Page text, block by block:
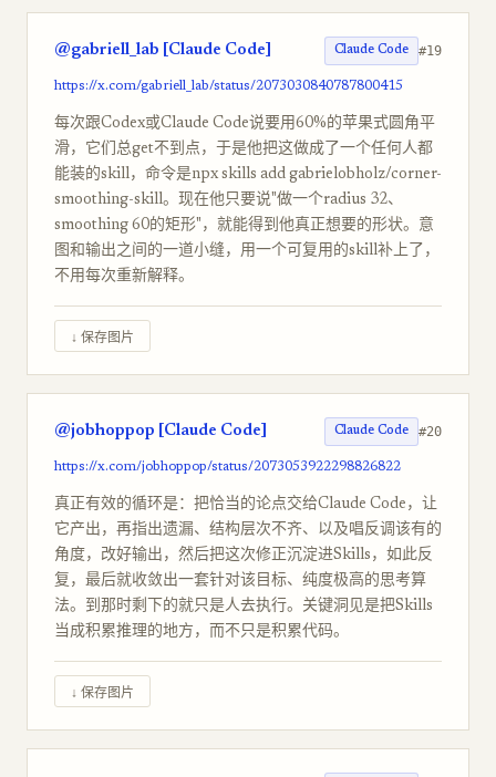
@gabriell_lab [Claude Code] Claude Code #19
https://x.com/gabriell_lab/status/2073030840787800415
每次跟Codex或Claude Code说要用60%的苹果式圆角平
滑，它们总get不到点，于是他把这做成了一个任何人都
能装的skill，命令是npx skills add gabrielobholz/corner-
smoothing-skill。现在他只要说"做一个radius 32、
smoothing 60的矩形"，就能得到他真正想要的形状。意
图和输出之间的一道小缝，用一个可复用的skill补上了，
不用每次重新解释。
↓ 保存图片
@jobhoppop [Claude Code] Claude Code #20
https://x.com/jobhoppop/status/2073053922298826822
真正有效的循环是：把恰当的论点交给Claude Code，让
它产出，再指出遗漏、结构层次不齐、以及唱反调该有的
角度，改好输出，然后把这次修正沉淀进Skills，如此反
复，最后就收敛出一套针对该目标、纯度极高的思考算
法。到那时剩下的就只是人去执行。关键洞见是把Skills
当成积累推理的地方，而不只是积累代码。
↓ 保存图片